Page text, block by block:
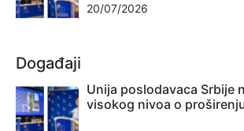
20/07/2026
Događaji
Unija poslodavaca Srbije
visokog nivoa o